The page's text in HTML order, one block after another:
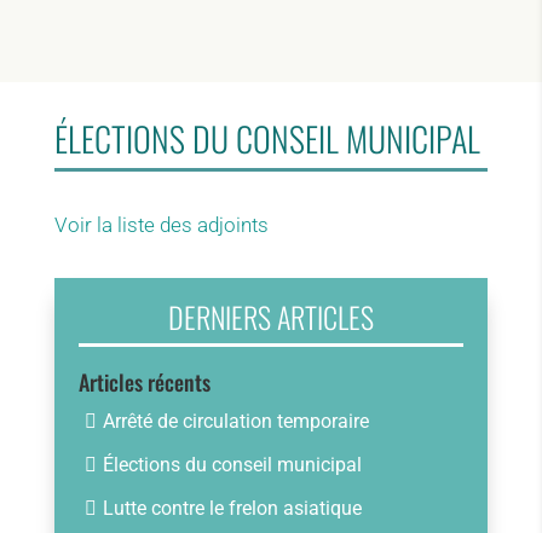
ÉLECTIONS DU CONSEIL MUNICIPAL
Voir la liste des adjoints
DERNIERS ARTICLES
Articles récents
Arrêté de circulation temporaire
Élections du conseil municipal
Lutte contre le frelon asiatique